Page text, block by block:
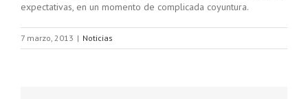
expectativas, en un momento de complicada coyuntura.
7 marzo, 2013 | Noticias